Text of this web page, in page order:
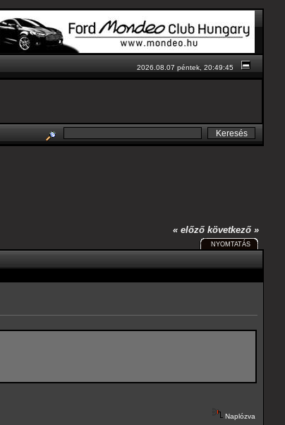
2026.08.07 péntek, 20:49:45
« előző következő »
NYOMTATÁS
Naplózva